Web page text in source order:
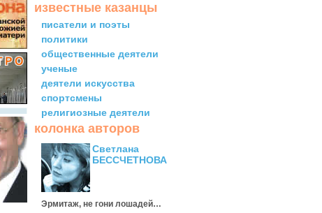
известные казанцы
писатели и поэты
политики
общественные деятели
ученые
деятели искусства
спортсмены
религиозные деятели
колонка авторов
Светлана
БЕССЧЕТНОВА
Эрмитаж, не гони лошадей…